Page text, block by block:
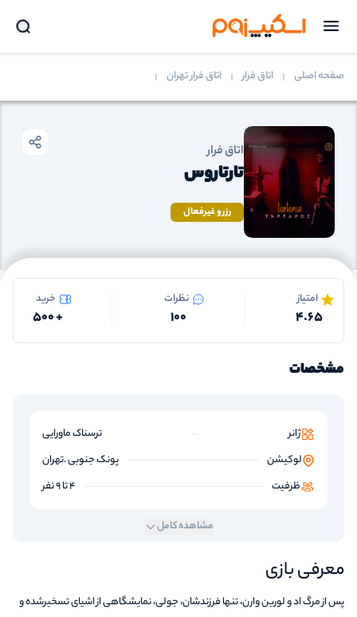
صفحه اصلی اتاق فرار اتاق فرار تهران
اتاق فرار
تارتاروس
رزرو غیرفعال
امتیاز
4.65
نظرات
100
خرید
+
500
مشخصات
ژانر
ترسناک ماورایی
لوکیشن
پونک جنوبی .تهران
ظرفیت
4 تا 9 نفر
مشاهده کامل
معرفی بازی
پس از مرگ اد و لورین وارن، تنها فرزندشان، جولی، نمایشگاهی از اشیای تسخیرشده و